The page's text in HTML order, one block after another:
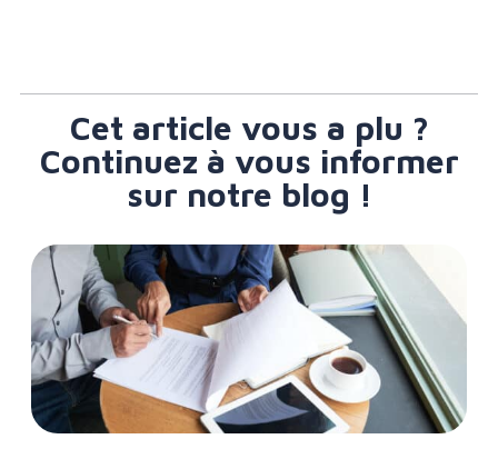
Cet article vous a plu ?
Continuez à vous informer
sur notre blog !